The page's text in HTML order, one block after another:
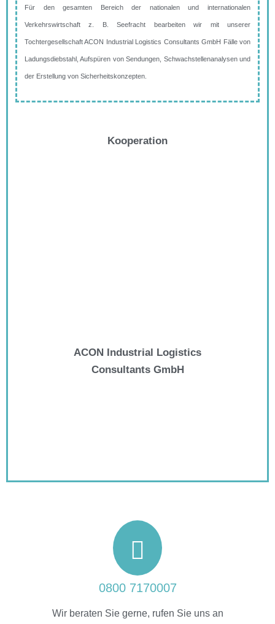
Für den gesamten Bereich der nationalen und internationalen
Verkehrswirtschaft z. B. Seefracht bearbeiten wir mit unserer
Tochtergesellschaft ACON Industrial Logistics Consultants GmbH Fälle von
Ladungsdiebstahl, Aufspüren von Sendungen, Schwachstellenanalysen und
der Erstellung von Sicherheitskonzepten.
Kooperation
ACON Industrial Logistics
Consultants GmbH
0800 7170007
Wir beraten Sie gerne, rufen Sie uns an